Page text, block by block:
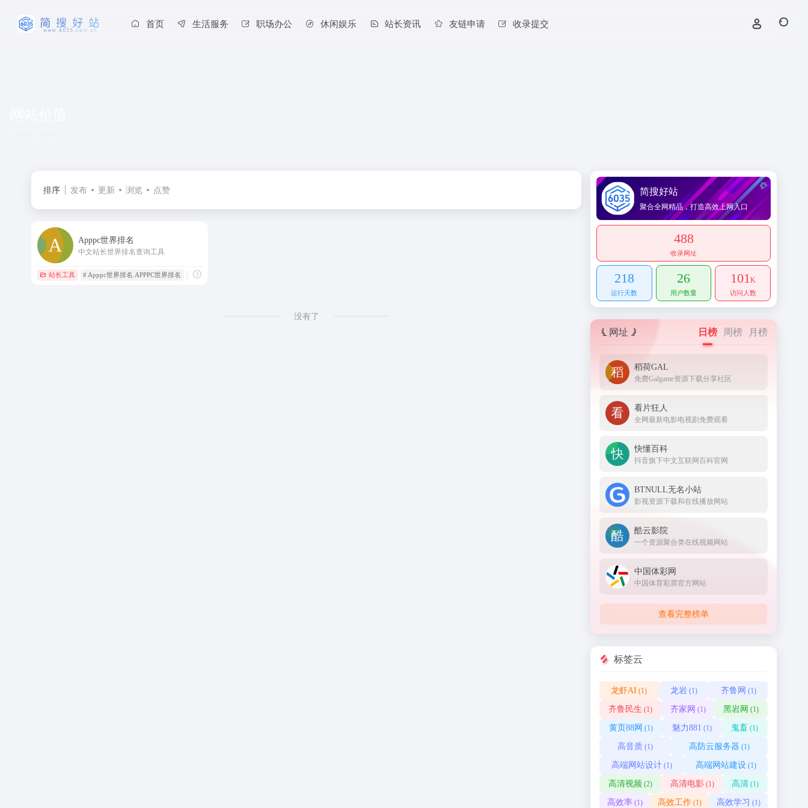
首页 生活服务 职场办公 休闲娱乐 站长资讯 友链申请 收录提交
排序 发布 更新 浏览 点赞
Apppc世界排名
中文站长世界排名查询工具
站长工具 # Apppc世界排名.APPPC世界排名 # Apppc世界排名.APPPC查询
没有了
简搜好站
聚合全网精品，打造高效上网入口
488
收录网址
218
运行天数
26
用户数量
101K
访问人数
网址 日榜 周榜 月榜
稻荷GAL
免费Galgame资源下载分享社区
看片狂人
全网最新电影电视剧免费观看
快懂百科
抖音旗下中文互联网百科官网
BTNULL无名小站
影视资源下载和在线播放网站
酷云影院
一个资源聚合类在线视频网站
中国体彩网
中国体育彩票官方网站
查看完整榜单
标签云
龙虾AI (1) 龙岩 (1) 齐鲁网 (1)
齐鲁民生 (1) 齐家网 (1) 黑岩网 (1)
黄页88网 (1) 魅力881 (1) 鬼畜 (1)
高音质 (1) 高防云服务器 (1)
高端网站设计(1) 高端网站建设(1)
高清视频 (2) 高清电影(1) 高清 (1)
高效率(1) 高效工作(1) 高效学习 (1)